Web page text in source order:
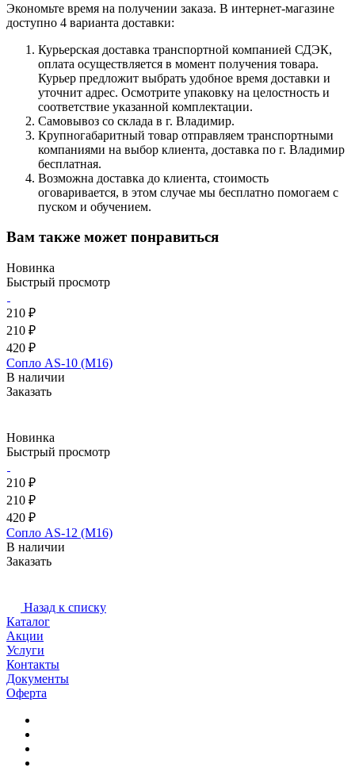
Экономьте время на получении заказа. В интернет-магазине
доступно 4 варианта доставки:
Курьерская доставка транспортной компанией СДЭК,
оплата осуществляется в момент получения товара.
Курьер предложит выбрать удобное время доставки и
уточнит адрес. Осмотрите упаковку на целостность и
соответствие указанной комплектации.
Самовывоз со склада в г. Владимир.
Крупногабаритный товар отправляем транспортными
компаниями на выбор клиента, доставка по г. Владимир
бесплатная.
Возможна доставка до клиента, стоимость
оговаривается, в этом случае мы бесплатно помогаем с
пуском и обучением.
Вам также может понравиться
Новинка
Быстрый просмотр
210 ₽
210 ₽
420 ₽
Сопло AS-10 (M16)
В наличии
Заказать
Новинка
Быстрый просмотр
210 ₽
210 ₽
420 ₽
Сопло AS-12 (M16)
В наличии
Заказать
Назад к списку
Каталог
Акции
Услуги
Контакты
Документы
Оферта